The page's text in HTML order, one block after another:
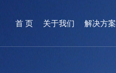
首 页 关于我们 解决方案